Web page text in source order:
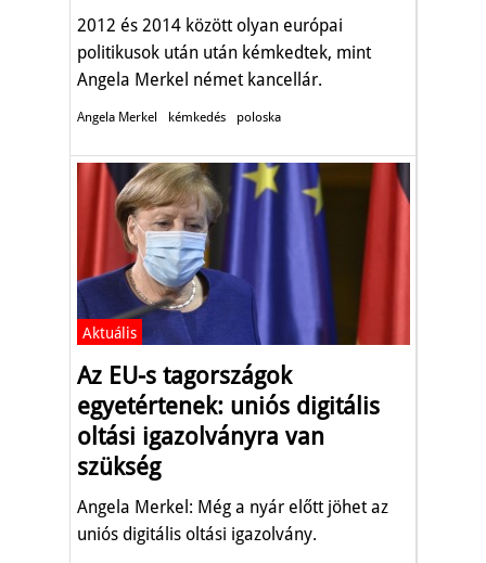
2012 és 2014 között olyan európai
politikusok után után kémkedtek, mint
Angela Merkel német kancellár.
Angela Merkel kémkedés poloska
Aktuális
Az EU-s tagországok
egyetértenek: uniós digitális
oltási igazolványra van
szükség
Angela Merkel: Még a nyár előtt jöhet az
uniós digitális oltási igazolvány.